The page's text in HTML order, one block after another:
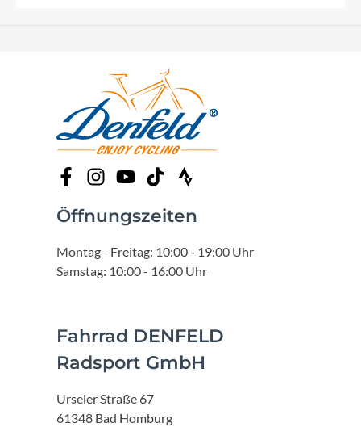
Öffnungszeiten
Montag - Freitag: 10:00 - 19:00 Uhr
Samstag: 10:00 - 16:00 Uhr
Fahrrad DENFELD
Radsport GmbH
Urseler Straße 67
61348 Bad Homburg